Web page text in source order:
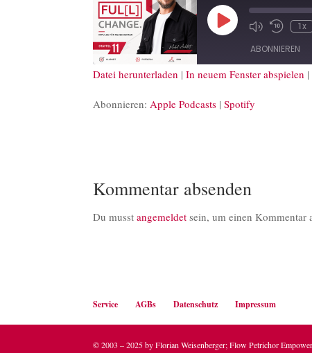
Play
Episode
1x
ABONNIEREN
Datei herunterladen |In neuem Fenster abspielen |
Abonnieren:Apple Podcasts |Spotify
Kommentar absenden
Du musstangemeldet sein, um einen Kommentar
Service AGBs Datenschutz Impressum
© 2003 – 2025 by Florian Weisenberger; Flow Petrichor